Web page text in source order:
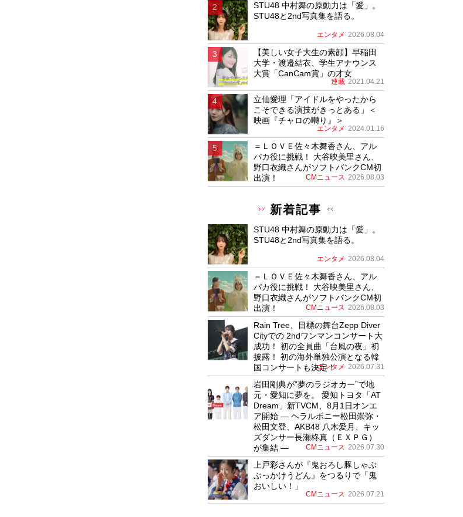
STU48 中村舞の原動力は「愛」。
STU48と2nd写真集を語る。
エンタメ 2026.08.04
【美しい女子大生の素顔】早稲田
大学・渡邉結衣、学生アナウンス
大賞「CanCam賞」の才女
連載 2021.04.21
立仙愛理「アイドルをやったから
こそできる演技がきっとある」＜
映画『チャロの囀り』＞
エンタメ 2024.01.16
＝ＬＯＶＥ佐々木舞香さん、アル
パカ役に挑戦！ 大谷映美里さん、
野口衣織さんがソフトバンクCM初
出演！
CMニュース 2026.08.03
新着記事
STU48 中村舞の原動力は「愛」。
STU48と2nd写真集を語る。
エンタメ 2026.08.04
＝ＬＯＶＥ佐々木舞香さん、アル
パカ役に挑戦！ 大谷映美里さん、
野口衣織さんがソフトバンクCM初
出演！
CMニュース 2026.08.03
Rain Tree、目標の舞台Zepp Diver
Cityでの 2ndワンマンコンサート大
成功！ 初の全員曲「台風の夜」初
披露！ 初の海外単独公演となる韓
国コンサートも決定！
エンタメ 2026.07.31
岩田剛典が”夢のラジオカー”で地
元・愛知に夢を。 愛知トヨタ「AT
Dream」新TVCM、8月1日オンエ
ア開始 ― ヘラルボニー松田崇弥・
松田文登、AKB48 八木愛月、キッ
ズダンサー長瀬柊真（ＥＸＰＧ）
が集結 ―
CMニュース 2026.07.30
上戸彩さんが『鬼おろし豚しゃぶ
ぶっかけうどん』をつるりで「鬼
おいしい！」
CMニュース 2026.07.21